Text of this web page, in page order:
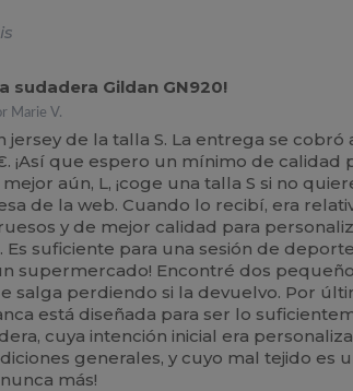
sudadera Gildan GN920!
Marie V.
jersey de la talla S. La entrega se
¡Así que espero un mínimo de
aún, L, ¡coge una talla S si no
de la web. Cuando lo recibí, era
y de mejor calidad para
Es suficiente para una sesión de
supermercado! Encontré dos
salga perdiendo si la devuelvo. Por
está diseñada para ser lo
cuya intención inicial era
generales, y cuyo mal tejido
más!